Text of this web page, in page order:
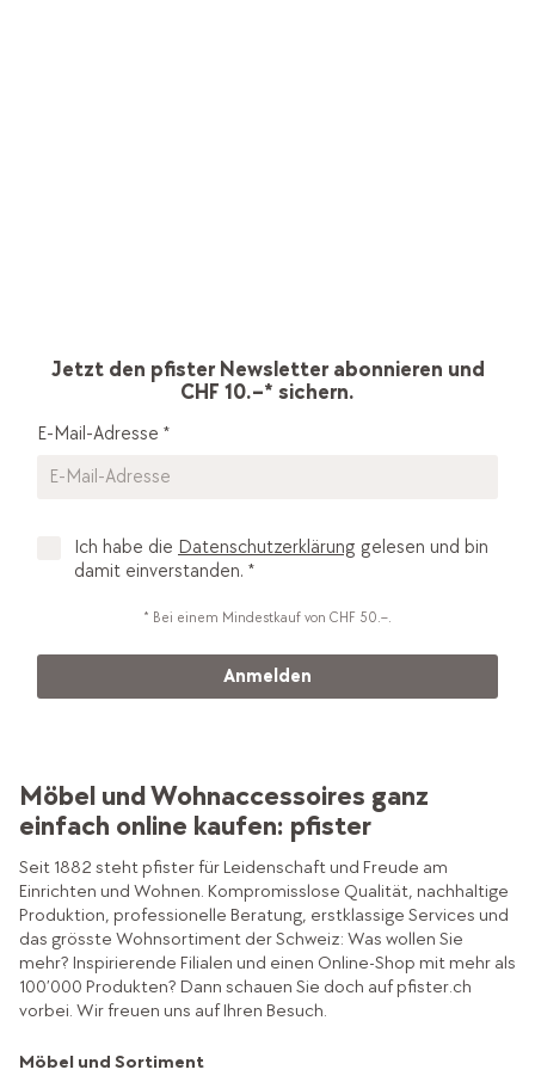
Jetzt den pfister Newsletter abonnieren und
CHF 10.–* sichern.
E-Mail-Adresse *
Anmelden
Ich habe die Datenschutzerklärung gelesen und bin
damit einverstanden. *
* Bei einem Mindestkauf von CHF 50.–.
Möbel und Wohnaccessoires ganz
einfach online kaufen: pfister
Seit 1882 steht pfister für Leidenschaft und Freude am
Einrichten und Wohnen. Kompromisslose Qualität, nachhaltige
Produktion, professionelle Beratung, erstklassige Services und
das grösste Wohnsortiment der Schweiz: Was wollen Sie
mehr? Inspirierende Filialen und einen Online-Shop mit mehr als
100’000 Produkten? Dann schauen Sie doch auf pfister.ch
vorbei. Wir freuen uns auf Ihren Besuch.
Möbel und Sortiment